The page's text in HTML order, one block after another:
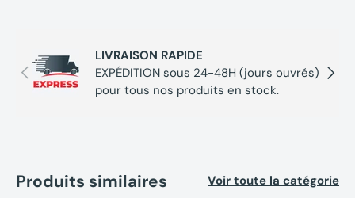
Précédent
LIVRAISON RAPIDE
EXPÉDITION sous 24-48H (jours ouvrés)
pour tous nos produits en stock.
Produits similaires Voir toute la catégorie